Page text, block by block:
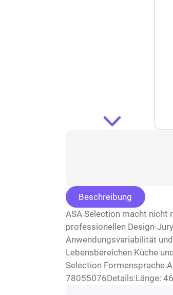
Beschreibung
ASA Selection macht nicht
professionellen Design-
Anwendungsvariabilität
Lebensbereichen Küche
Selection
78055076Details:Länge: